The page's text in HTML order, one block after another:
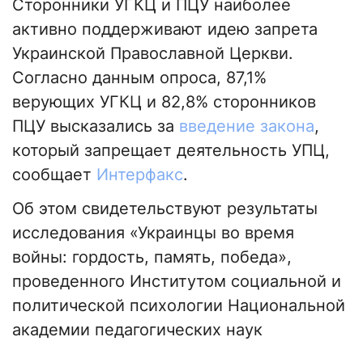
Сторонники УГКЦ и ПЦУ наиболее
активно поддерживают идею запрета
Украинской Православной Церкви.
Согласно данным опроса, 87,1%
верующих УГКЦ и 82,8% сторонников
ПЦУ высказались за введение закона,
который запрещает деятельность УПЦ,
сообщает Интерфакс.
Об этом свидетельствуют результаты
исследования «Украинцы во время
войны: гордость, память, победа»,
проведенного Институтом социальной и
политической психологии Национальной
академии педагогических наук